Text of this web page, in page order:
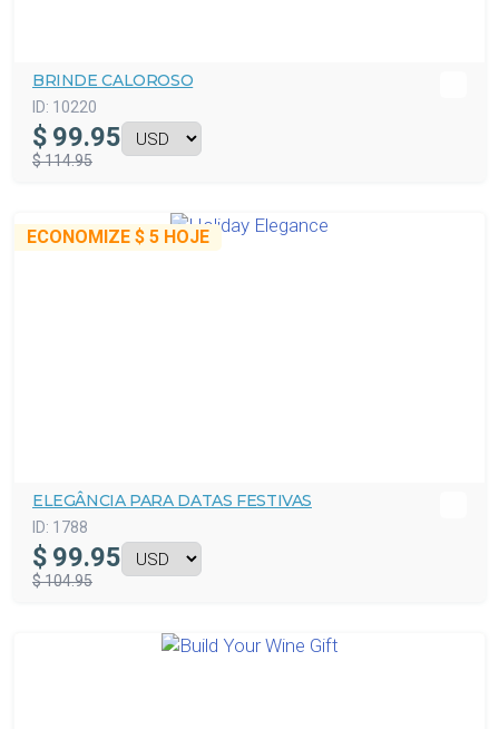
BRINDE CALOROSO
ID: 10220
$ 99.95
$ 114.95
ECONOMIZE $ 5 HOJE
ELEGÂNCIA PARA DATAS FESTIVAS
ID: 1788
$ 99.95
$ 104.95